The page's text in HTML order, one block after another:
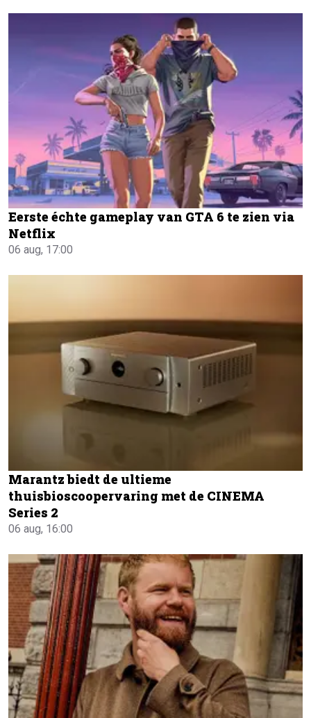
Eerste échte gameplay van GTA 6 te zien via
Netflix
06 aug, 17:00
Marantz biedt de ultieme
thuisbioscoopervaring met de CINEMA
Series 2
06 aug, 16:00